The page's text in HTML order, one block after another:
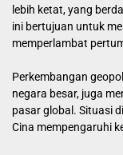
lebih ketat, yang
ini bertujuan untuk
memperlambat
Perkembangan
negara besar, juga
pasar global. Situasi
Cina mempengaruhi